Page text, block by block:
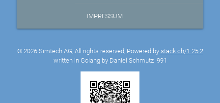
IMPRESSUM
© 2026 Simtech AG, All rights reserved, Powered by stack.ch/1.25.2
written in Golang by Daniel Schmutz 991